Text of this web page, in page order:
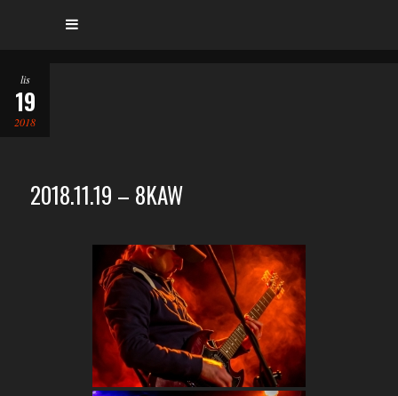
lis
19
2018
2018.11.19 – 8KAW